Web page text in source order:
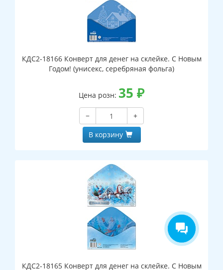
КДС2-18166 Конверт для денег на склейке. С Новым
Годом! (унисекс, серебряная фольга)
Цена розн: 35 ₽
−
+
В корзину
КДС2-18165 Конверт для денег на склейке. С Новым